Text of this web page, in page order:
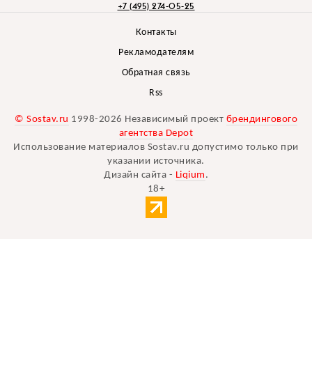
+7 (495) 274-05-25
Контакты
Рекламодателям
Обратная связь
Rss
© Sostav.ru 1998-2026 Независимый проект брендингового
агентства Depot
Использование материалов Sostav.ru допустимо только при
указании источника.
Дизайн сайта - Liqium .
18+